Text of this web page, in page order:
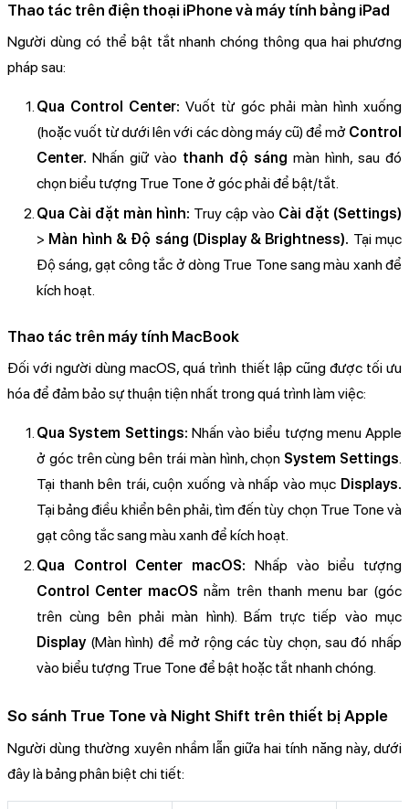
Thao tác trên điện thoại iPhone và máy tính bảng iPad
Người dùng có thể bật tắt nhanh chóng thông qua hai phương
pháp sau:
Qua Control Center:Vuốt từ góc phải màn hình xuống
(hoặc vuốt từ dưới lên với các dòng máy cũ) để mở Control
Center. Nhấn giữ vào thanh độ sáng màn hình, sau đó
chọn biểu tượng True Tone ở góc phải để bật/tắt.
Qua Cài đặt màn hình: Truy cập vào Cài đặt (Settings)
> Màn hình & Độ sáng (Display & Brightness). Tại mục
Độ sáng, gạt công tắc ở dòng True Tone sang màu xanh để
kích hoạt.
Thao tác trên máy tính MacBook
Đối với người dùng macOS, quá trình thiết lập cũng được tối ưu
hóa để đảm bảo sự thuận tiện nhất trong quá trình làm việc:
Qua System Settings: Nhấn vào biểu tượng menu Apple
ở góc trên cùng bên trái màn hình, chọn System Settings.
Tại thanh bên trái, cuộn xuống và nhấp vào mục Displays.
Tại bảng điều khiển bên phải, tìm đến tùy chọn True Tone và
gạt công tắc sang màu xanh để kích hoạt.
Qua Control Center macOS: Nhấp vào biểu tượng
Control Center macOS nằm trên thanh menu bar (góc
trên cùng bên phải màn hình). Bấm trực tiếp vào mục
Display(Màn hình) để mở rộng các tùy chọn, sau đó nhấp
vào biểu tượng True Tone để bật hoặc tắt nhanh chóng.
So sánh True Tone và Night Shift trên thiết bị Apple
Người dùng thường xuyên nhầm lẫn giữa hai tính năng này, dưới
đây là bảng phân biệt chi tiết: